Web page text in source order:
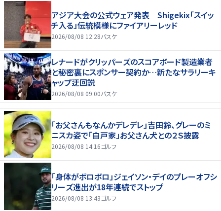
アジア大会の公式ウェア発表 Shigekix「スイッ
チ入る」伝統模様にファイアリーレッド
2026/08/08 12:28バスケ
レナードがクリッパーズのスコアボード製造業者
と秘密裏にスポンサー契約か‬…新たなサラリーキ
ャップ迂回説
2026/08/08 09:00バスケ
「お父さんもなんかデレデレ」吉田鈴、グレーのミ
ニスカ姿で「白戸家」お父さん犬との２Ｓ披露
2026/08/08 14:16ゴルフ
「身体がボロボロ」ジェイソン・デイのプレーオフシ
リーズ進出が18年連続でストップ
2026/08/08 13:43ゴルフ